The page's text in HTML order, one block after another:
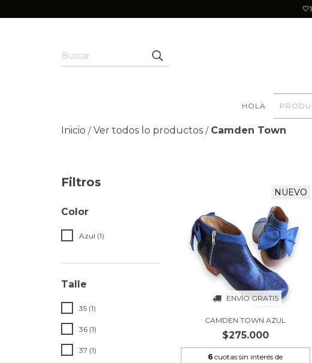
HOLA
Inicio / Ver todos lo productos / Camden Town
Filtros
Color
Azul (1)
Talle
35 (1)
36 (1)
37 (1)
ENVÍO GRATIS
NUEVO
CAMDEN TOWN AZUL
$275.000
6 cuotas sin interés de